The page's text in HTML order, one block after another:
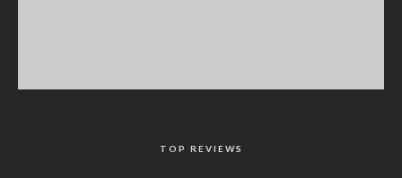
TOP REVIEWS